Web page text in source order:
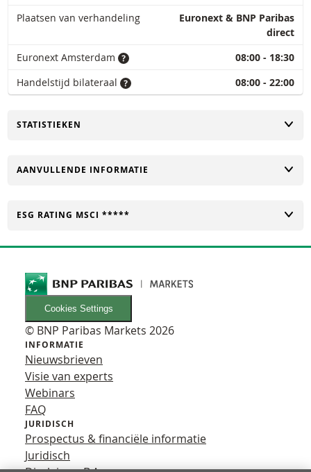
Plaatsen van verhandeling
Euronext & BNP Paribas
direct
Euronext Amsterdam
08:00 - 18:30
Handelstijd bilateraal
08:00 - 22:00
TOGGLE
STATISTIEKEN
TOGGLE
AANVULLENDE INFORMATIE
TOGGLE
ESG RATING MSCI *****
Cookies Settings
© BNP Paribas Markets 2026
INFORMATIE
Nieuwsbrieven
Visie van experts
Webinars
FAQ
JURIDISCH
Prospectus & financiële informatie
Juridisch